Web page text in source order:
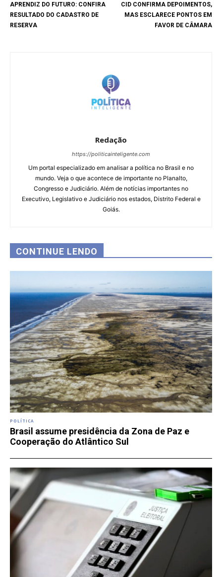
APRENDIZ DO FUTURO: CONFIRA
RESULTADO DO CADASTRO DE
RESERVA
CID CONFIRMA DEPOIMENTOS,
MAS ESCLARECE PONTOS EM
FAVOR DE CÂMARA
Redação
https://politicainteligente.com
Um portal especializado em analisar a política no Brasil e no
mundo. Veja o que acontece de importante no Planalto,
Congresso e Judiciário. Além de notícias importantes no
Executivo, Legislativo e Judiciário nos estados, Distrito Federal e
Goiás.
CONTINUE LENDO
POLÍTICA
Brasil assume presidência da Zona de Paz e
Cooperação do Atlântico Sul